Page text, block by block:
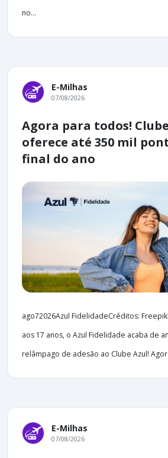
no...
E-Milhas
07/08/2026
Agora para todos!
oferece até 350 mil
final do ano
ago72026Azul FidelidadeCréditos:
aos 17 anos, o Azul Fidelidade acaba de
relâmpago de adesão ao Clube Azul!
E-Milhas
07/08/2026